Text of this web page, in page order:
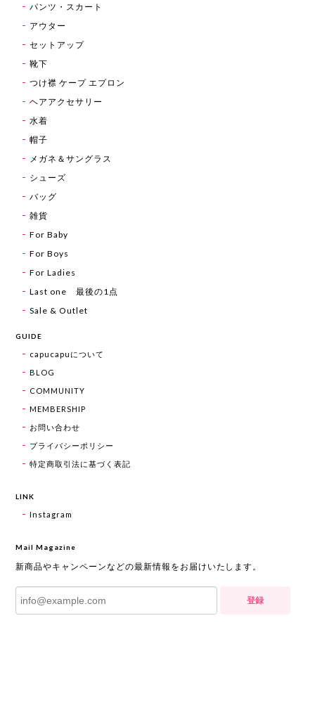
パンツ・スカート
アウター
セットアップ
靴下
つけ襟 ケープ エプロン
ヘアアクセサリー
水着
帽子
メガネ＆サングラス
シューズ
バッグ
雑貨
For Baby
For Boys
For Ladies
Last one 最後の1点
Sale & Outlet
GUIDE
capucapuについて
BLOG
COMMUNITY
MEMBERSHIP
お問い合わせ
プライバシーポリシー
特定商取引法に基づく表記
LINK
Instagram
Mail Magazine
新商品やキャンペーンなどの最新情報をお届けいたします。
登録